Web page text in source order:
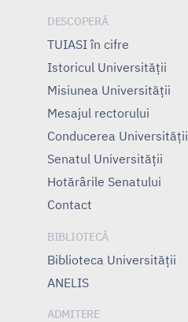
DESCOPERĂ
TUIASI în cifre
Istoricul Universităţii
Misiunea Universităţii
Mesajul rectorului
Conducerea Universităţii
Senatul Universității
Hotărârile Senatului
Contact
BIBLIOTECĂ
Biblioteca Universității
ANELIS
ADMITERE